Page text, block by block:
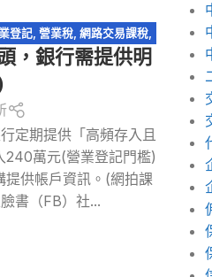
登記, 營業稅, 網路交易課稅,
電子發票
，銀行需提供明
定期提供「高頻存入且
240萬元(營業登記門檻)
供帳戶資訊。(網拍課
書（FB）社...